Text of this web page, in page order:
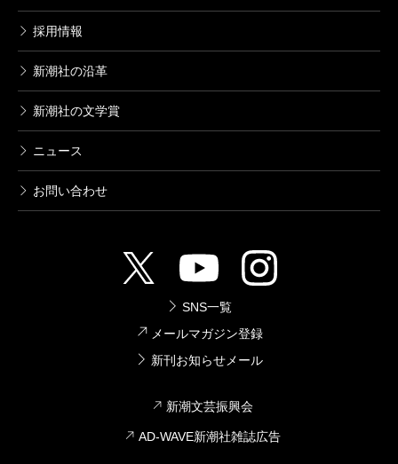
採用情報
新潮社の沿革
新潮社の文学賞
ニュース
お問い合わせ
SNS一覧
メールマガジン登録
新刊お知らせメール
新潮文芸振興会
AD-WAVE新潮社雑誌広告